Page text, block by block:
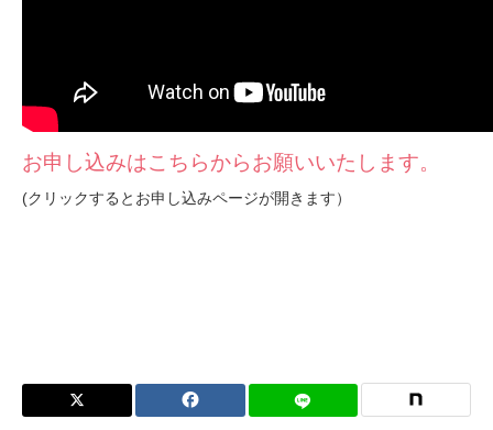
お申し込みはこちらからお願いいたします。
(クリックするとお申し込みページが開きます）